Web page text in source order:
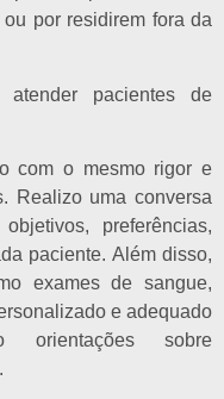
por residirem fora da
atender pacientes de
com o mesmo rigor e
Realizo uma conversa
preferências,
paciente. Além disso,
exames de sangue,
e adequado
orientações sobre